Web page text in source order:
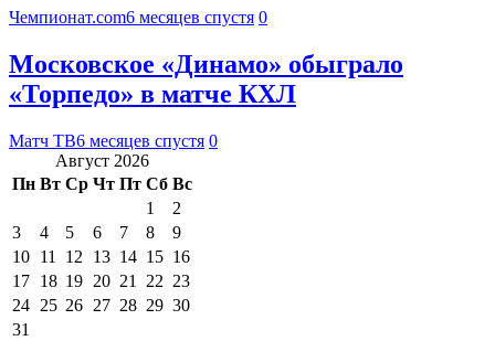
Чемпионат.com6 месяцев спустя 0
Московское «Динамо» обыграло
«Торпедо» в матче КХЛ
Матч ТВ6 месяцев спустя 0
Август 2026
Пн Вт Ср Чт Пт Сб Вс
1
2
3
4 5 6 7 8
9
10 11 12 13 14 15 16
17 18 19 20 21 22 23
24 25 26 27 28 29 30
31